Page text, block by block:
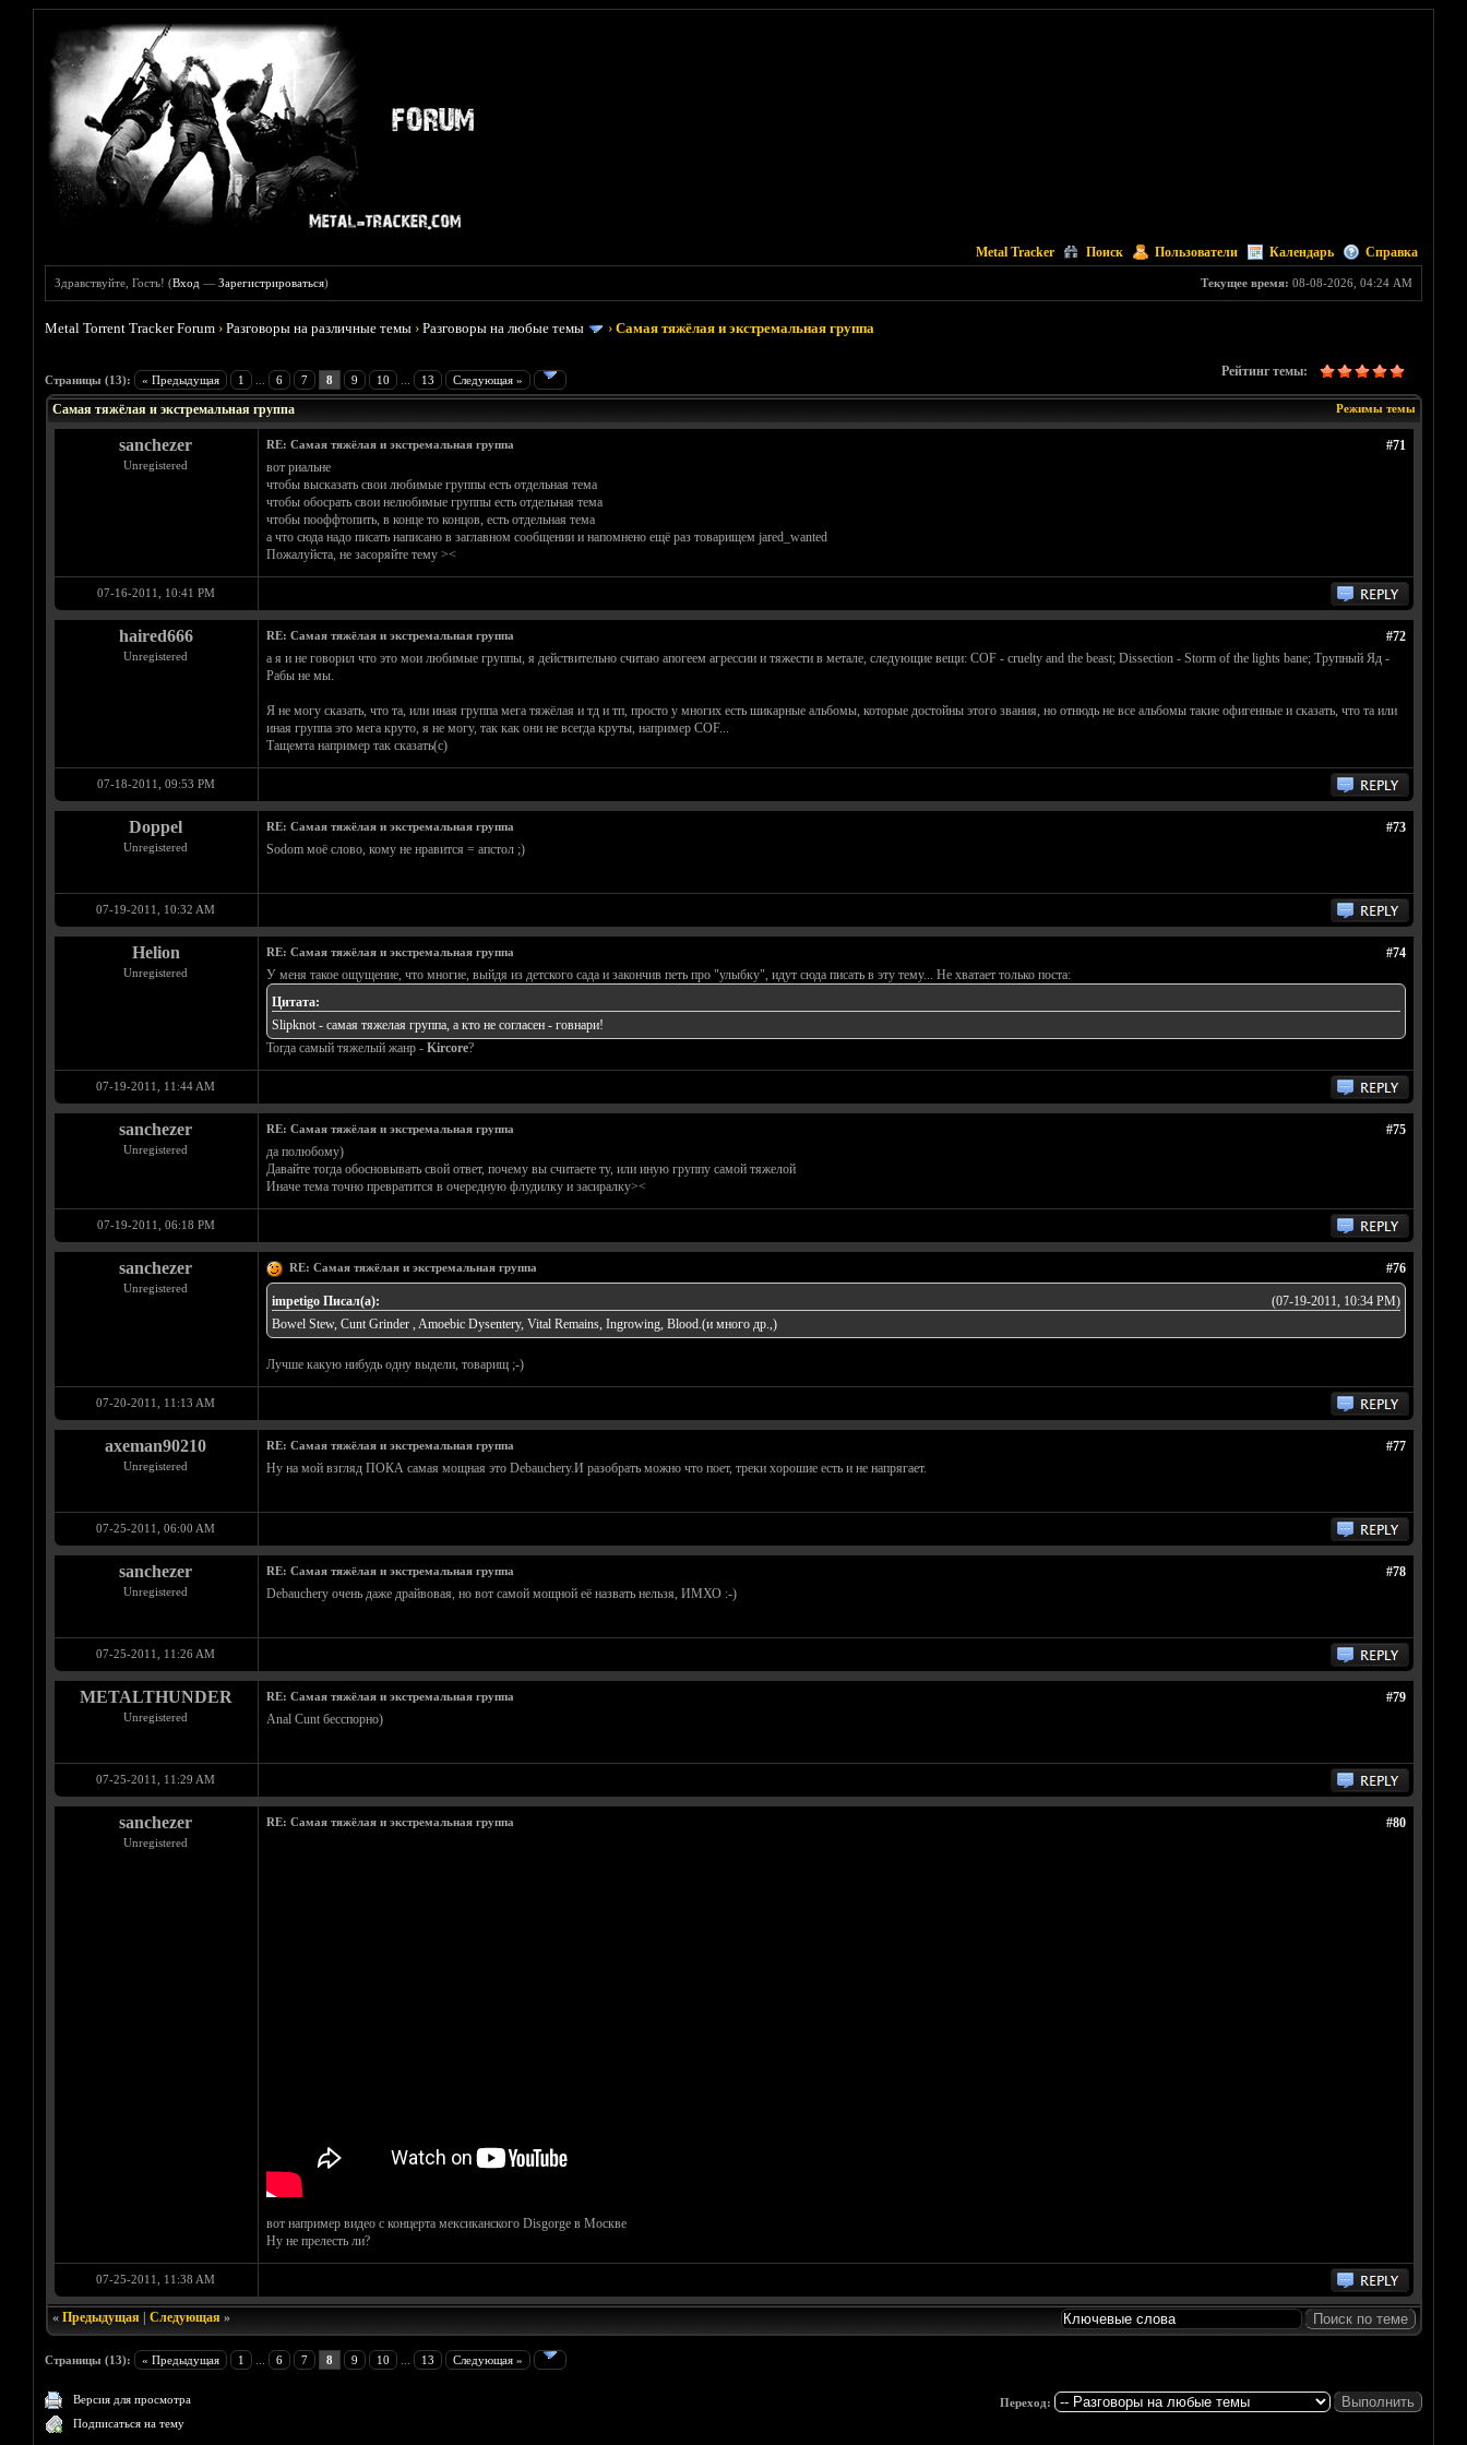
Metal Tracker Поиск Пользователи Календарь Справка
Текущее время: 08-08-2026, 04:24 AM
Здравствуйте, Гость! (Вход —Зарегистрироваться)
Metal Torrent Tracker Forum ›Разговоры на различные темы ›Разговоры на любые темы ›Самая тяжёлая и экстремальная группа
Страницы (13): « Предыдущая 1 6 7 8 9 10 13 Следующая »
Рейтинг темы:
Голосов: 2 - Средняя оценка: 4.5
1
2
3
4
5
Режимы темы
Самая тяжёлая и экстремальная группа
sanchezer
Unregistered
#71
RE: Самая тяжёлая и экстремальная группа
вот риальне
чтобы высказать свои любимые группы есть отдельная тема
чтобы обосрать свои нелюбимые группы есть отдельная тема
чтобы пооффтопить, в конце то концов, есть отдельная тема
а что сюда надо писать написано в заглавном сообщении и напомнено ещё раз товарищем jared_wanted
Пожалуйста, не засоряйте тему ><
07-16-2011, 10:41 PM
haired666
Unregistered
#72
RE: Самая тяжёлая и экстремальная группа
а я и не говорил что это мои любимые группы, я действительно считаю апогеем агрессии и тяжести в метале, следующие вещи: COF - cruelty and the beast; Dissection - Storm of the lights bane; Трупный Яд -
Рабы не мы.
Я не могу сказать, что та, или иная группа мега тяжёлая и тд и тп, просто у многих есть шикарные альбомы, которые достойны этого звания, но отнюдь не все альбомы такие офигенные и сказать, что та или
иная группа это мега круто, я не могу, так как они не всегда круты, например COF...
Тащемта например так сказать(с)
07-18-2011, 09:53 PM
Doppel
Unregistered
#73
RE: Самая тяжёлая и экстремальная группа
Sodom моё слово, кому не нравится = апстол ;)
07-19-2011, 10:32 AM
Helion
Unregistered
#74
RE: Самая тяжёлая и экстремальная группа
У меня такое ощущение, что многие, выйдя из детского сада и закончив петь про "улыбку", идут сюда писать в эту тему... Не хватает только поста:
Цитата:
Slipknot - самая тяжелая группа, а кто не согласен - говнари!
Тогда самый тяжелый жанр - Kircore?
07-19-2011, 11:44 AM
sanchezer
Unregistered
#75
RE: Самая тяжёлая и экстремальная группа
да полюбому)
Давайте тогда обосновывать свой ответ, почему вы считаете ту, или иную группу самой тяжелой
Иначе тема точно превратится в очередную флудилку и засиралку><
07-19-2011, 06:18 PM
sanchezer
Unregistered
#76
RE: Самая тяжёлая и экстремальная группа
(07-19-2011, 10:34 PM)
impetigo Писал(а):
Bowel Stew, Cunt Grinder , Amoebic Dysentery, Vital Remains, Ingrowing, Blood.(и много др.,)
Лучше какую нибудь одну выдели, товарищ ;-)
07-20-2011, 11:13 AM
axeman90210
Unregistered
#77
RE: Самая тяжёлая и экстремальная группа
Ну на мой взгляд ПОКА самая мощная это Debauchery.И разобрать можно что поет, треки хорошие есть и не напрягает.
07-25-2011, 06:00 AM
sanchezer
Unregistered
#78
RE: Самая тяжёлая и экстремальная группа
Debauchery очень даже драйвовая, но вот самой мощной её назвать нельзя, ИМХО :-)
07-25-2011, 11:26 AM
METALTHUNDER
Unregistered
#79
RE: Самая тяжёлая и экстремальная группа
Anal Cunt бесспорно)
07-25-2011, 11:29 AM
sanchezer
Unregistered
#80
RE: Самая тяжёлая и экстремальная группа
вот например видео с концерта мексиканского Disgorge в Москве
Ну не прелесть ли?
07-25-2011, 11:38 AM
« Предыдущая| Следующая»
Страницы (13): « Предыдущая 1 6 7 8 9 10 13 Следующая »
Версия для просмотра
Подписаться на тему
Переход: